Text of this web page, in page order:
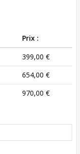
Prix :
399,00 €
654,00 €
970,00 €